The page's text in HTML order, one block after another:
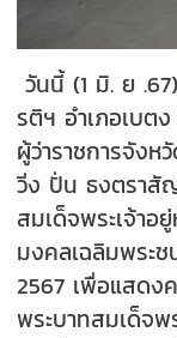
วันนี้ (1 มิ. ย
รติฯ อำเภอเบต
ผู้ว่าราชการจังห
วิ่ง ปั่น ธงตราสั
สมเด็จพระเจ้าอ
มงคลเฉลิมพระ
2567 เพื่อแสดง
พระบาทสมเด็จพ